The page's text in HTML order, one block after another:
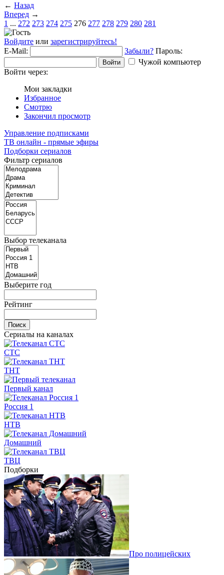
← Назад
Вперед →
1 ... 272 273 274 275 276 277 278 279 280 281
Войдите или зарегистрируйтесь!
E-Mail:
Забыли? Пароль:
Войти
Чужой компьютер
Войти через:
Мои закладки
Избранное
Смотрю
Закончил просмотр
Управление подписками
ТВ онлайн - прямые эфиры
Подборки сериалов
Фильтр сериалов
Выбор телеканала
Выберите год
Рейтинг
Сериалы на каналах
СТС
ТНТ
Первый канал
Россия 1
НТВ
Домашний
ТВЦ
Подборки
Про полицейских